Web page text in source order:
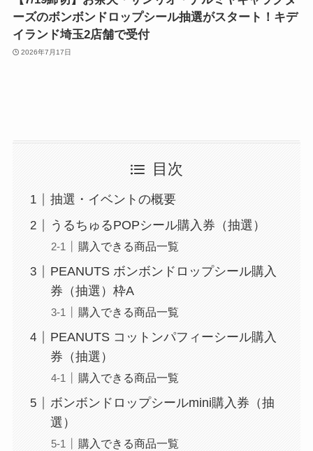
ーズのボンボンドロップシール抽選がスタート！キデ
イランド埼玉2店舗で受付
2026年7月17日
目次
抽選・イベントの概要
うるちゅるPOPシール購入券（抽選）
購入できる商品一覧
PEANUTS ボンボンドロップシール購入
券（抽選）枠A
購入できる商品一覧
PEANUTS コットンパフィーシール購入
券（抽選）
購入できる商品一覧
ボンボンドロップシールmini購入券（抽
選）
購入できる商品一覧